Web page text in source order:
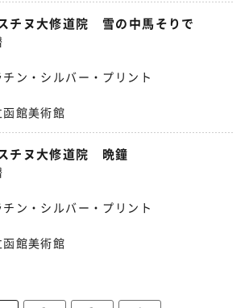
チヌ大修道院 雪の中馬そりで
チン・シルバー・プリント
館美術館
チヌ大修道院 晩鐘
チン・シルバー・プリント
館美術館